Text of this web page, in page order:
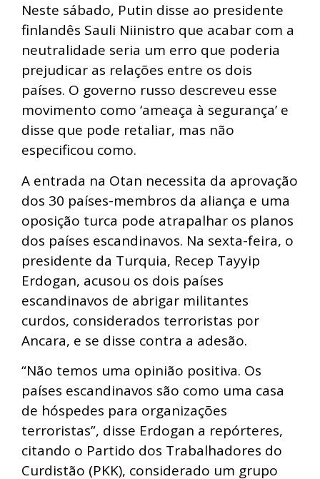
Neste sábado, Putin disse ao presidente
finlandês Sauli Niinistro que acabar com a
neutralidade seria um erro que poderia
prejudicar as relações entre os dois
países. O governo russo descreveu esse
movimento como ‘ameaça à segurança’ e
disse que pode retaliar, mas não
especificou como.
A entrada na Otan necessita da aprovação
dos 30 países-membros da aliança e uma
oposição turca pode atrapalhar os planos
dos países escandinavos. Na sexta-feira, o
presidente da Turquia, Recep Tayyip
Erdogan, acusou os dois países
escandinavos de abrigar militantes
curdos, considerados terroristas por
Ancara, e se disse contra a adesão.
“Não temos uma opinião positiva. Os
países escandinavos são como uma casa
de hóspedes para organizações
terroristas”, disse Erdogan a repórteres,
citando o Partido dos Trabalhadores do
Curdistão (PKK), considerado um grupo